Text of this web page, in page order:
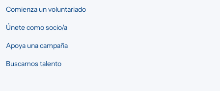
Comienza un voluntariado
Únete como socio/a
Apoya una campaña
Buscamos talento